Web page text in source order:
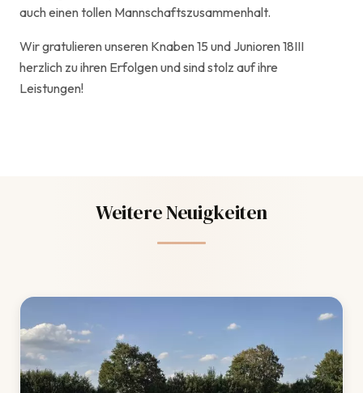
auch einen tollen Mannschaftszusammenhalt.
Wir gratulieren unseren Knaben 15 und Junioren 18III
herzlich zu ihren Erfolgen und sind stolz auf ihre
Leistungen!
Weitere Neuigkeiten